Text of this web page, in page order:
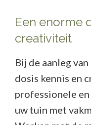
Een enorme
creativiteit
Bij de aanleg
dosis kennis en
professionele
uw tuin met